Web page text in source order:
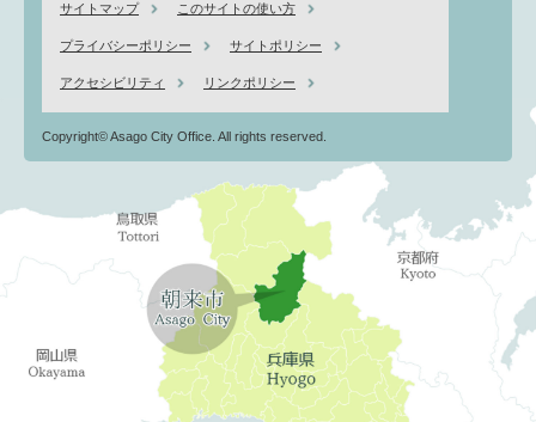
サイトマップ このサイトの使い方
プライバシーポリシー サイトポリシー
アクセシビリティ リンクポリシー
Copyright© Asago City Office. All rights reserved.